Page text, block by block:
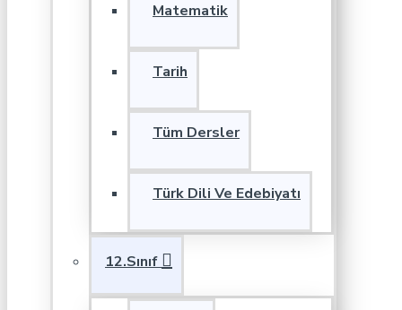
Matematik
Tarih
Tüm Dersler
Türk Dili Ve Edebiyatı
12.Sınıf